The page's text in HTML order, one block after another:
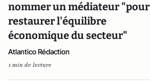
nommer un médiateur "pour
restaurer l'équilibre
économique du secteur"
Atlantico Rédaction
1 min de lecture